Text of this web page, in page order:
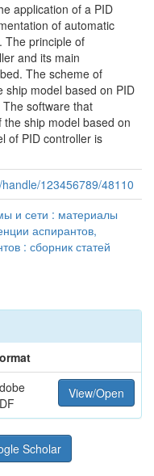
application of a PID
of automatic
The principle of
and its main
The scheme of
ship model based on PID
software that
ship model based on
of PID controller is
123456789/48110
и сети : материалы
аспирантов,
: сборник статей
View/Open
Scholar